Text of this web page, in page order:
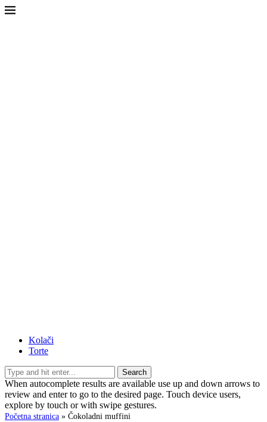
Kolači
Torte
Search
When autocomplete results are available use up and down arrows to
review and enter to go to the desired page. Touch device users,
explore by touch or with swipe gestures.
Početna stranica » Čokoladni muffini